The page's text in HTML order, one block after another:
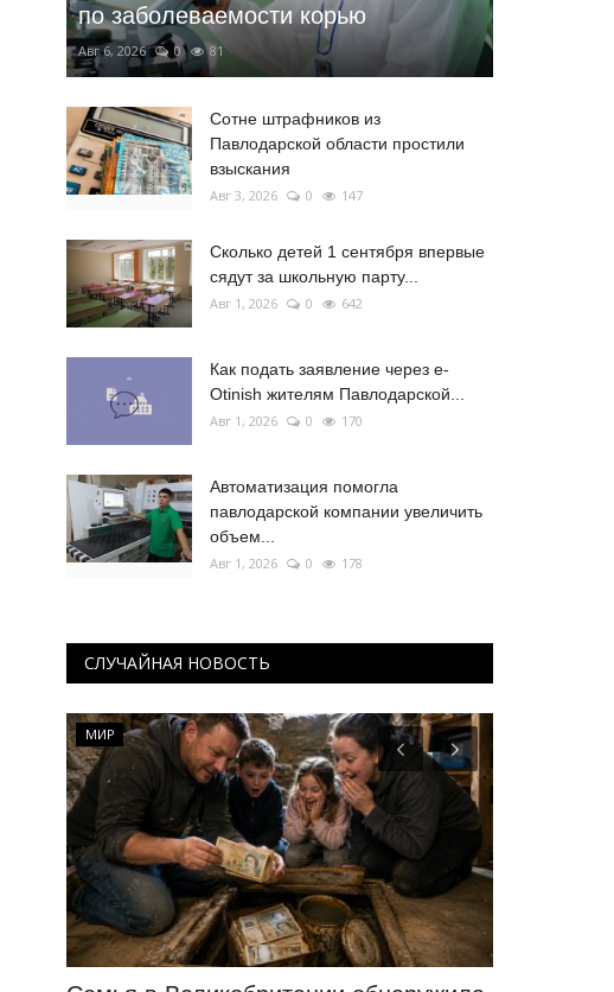
по заболеваемости корью
Авг 6, 2026 0 81
Сотне штрафников из
Павлодарской области простили
взыскания
Авг 3, 2026 0 147
Сколько детей 1 сентября впервые
сядут за школьную парту...
Авг 1, 2026 0 642
Как подать заявление через e-
Otinish жителям Павлодарской...
Авг 1, 2026 0 170
Автоматизация помогла
павлодарской компании увеличить
объем...
Авг 1, 2026 0 178
СЛУЧАЙНАЯ НОВОСТЬ
МИР